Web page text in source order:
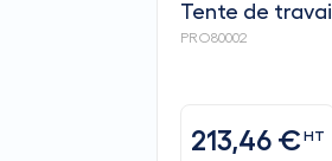
Tente de travail
PRO80002
213,46 €HT